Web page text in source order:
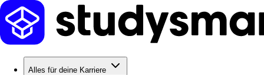
Alles für deine Karriere